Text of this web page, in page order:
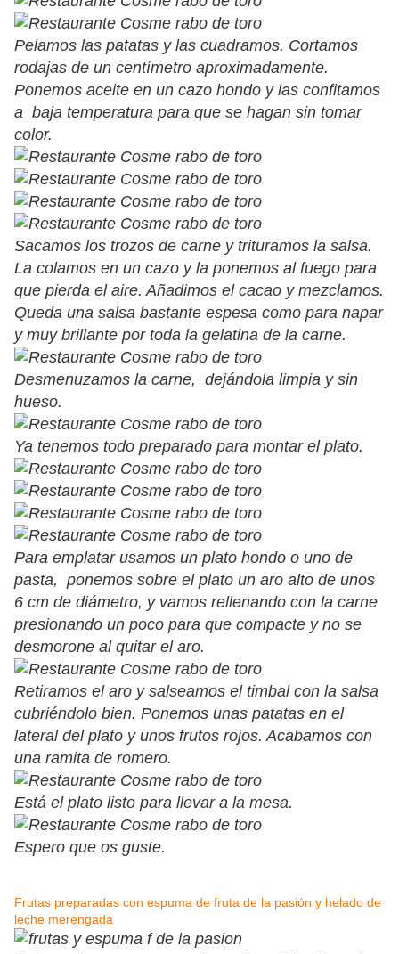
Pelamos las patatas y las cuadramos. Cortamos
rodajas de un centímetro aproximadamente.
Ponemos aceite en un cazo hondo y las confitamos
a baja temperatura para que se hagan sin tomar
color.
Sacamos los trozos de carne y trituramos la salsa.
La colamos en un cazo y la ponemos al fuego para
que pierda el aire. Añadimos el cacao y mezclamos.
Queda una salsa bastante espesa como para napar
y muy brillante por toda la gelatina de la carne.
Desmenuzamos la carne, dejándola limpia y sin
hueso.
Ya tenemos todo preparado para montar el plato.
Para emplatar usamos un plato hondo o uno de
pasta, ponemos sobre el plato un aro alto de unos
6 cm de diámetro, y vamos rellenando con la carne
presionando un poco para que compacte y no se
desmorone al quitar el aro.
Retiramos el aro y salseamos el timbal con la salsa
cubriéndolo bien. Ponemos unas patatas en el
lateral del plato y unos frutos rojos. Acabamos con
una ramita de romero.
Está el plato listo para llevar a la mesa.
Espero que os guste.
Frutas preparadas con espuma de fruta de la pasión y helado de
leche merengada